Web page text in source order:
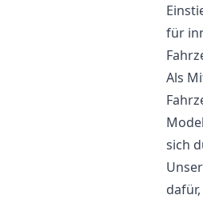
für
Als
sich